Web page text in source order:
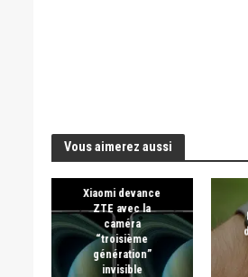
Vous aimerez aussi
Xiaomi devance
ZTE avec la
caméra
“troisième
génération”
invisible